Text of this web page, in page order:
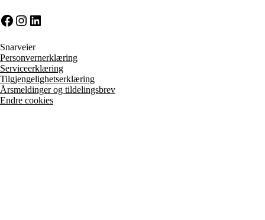
Facebook
Instagram
LinkedIn
Snarveier
Personvernerklæring
Serviceerklæring
Tilgjengelighetserklæring
Årsmeldinger og tildelingsbrev
Endre cookies